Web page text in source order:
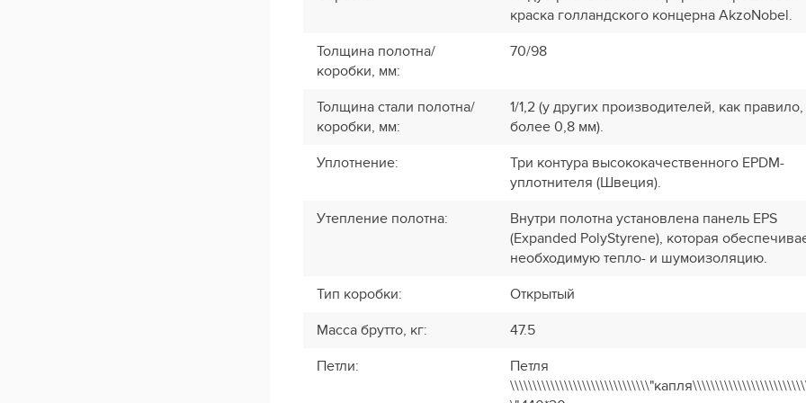
краска голландского концерна AkzoNobel.
Толщина полотна/
коробки, мм:
70/98
Толщина стали полотна/
коробки, мм:
1/1,2 (у других производителей, как
более 0,8 мм).
Уплотнение:
Три контура высококачественного EPDM-
уплотнителя (Швеция).
Утепление полотна:
Внутри полотна установлена панель EPS
(Expanded PolyStyrene), которая
необходимую тепло- и шумоизоляцию.
Тип коробки:
Открытый
Масса брутто, кг:
47.5
Петли:
Петля